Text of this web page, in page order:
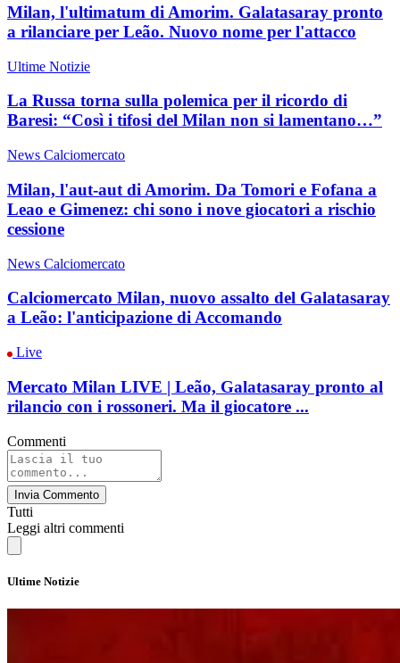
Milan, l'ultimatum di Amorim. Galatasaray pronto
a rilanciare per Leão. Nuovo nome per l'attacco
Ultime Notizie
La Russa torna sulla polemica per il ricordo di
Baresi: “Così i tifosi del Milan non si lamentano…”
News Calciomercato
Milan, l'aut-aut di Amorim. Da Tomori e Fofana a
Leao e Gimenez: chi sono i nove giocatori a rischio
cessione
News Calciomercato
Calciomercato Milan, nuovo assalto del Galatasaray
a Leão: l'anticipazione di Accomando
Live
Mercato Milan LIVE | Leão, Galatasaray pronto al
rilancio con i rossoneri. Ma il giocatore ...
Commenti
Invia Commento
Tutti
Leggi altri commenti
Ultime Notizie